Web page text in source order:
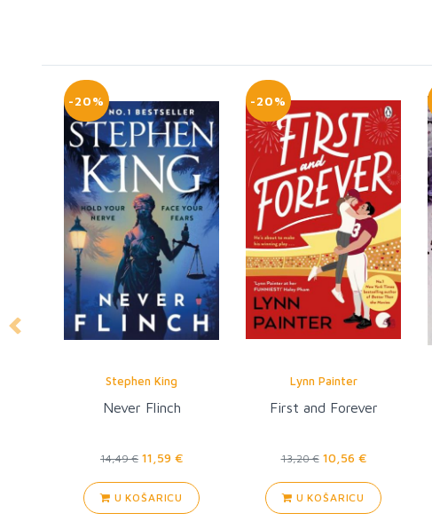
-20%
Stephen King
Never Flinch
14,49 € 11,59 €
U KOŠARICU
-20%
Lynn Painter
First and Forever
13,20 €10,56 €
U KOŠARICU
Previous